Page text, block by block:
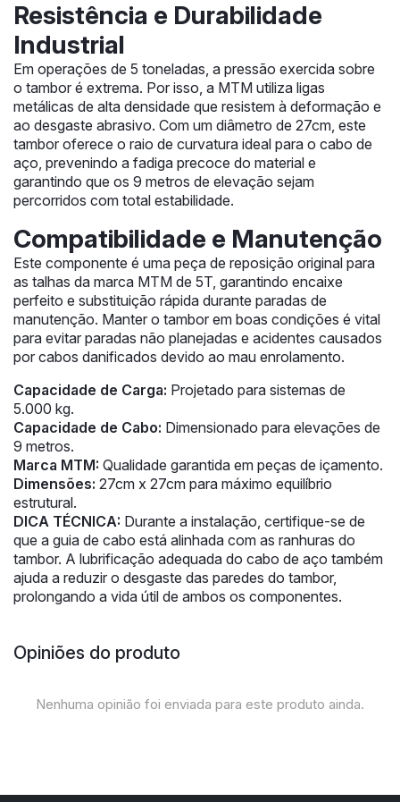
Resistência e Durabilidade
Industrial
Em operações de 5 toneladas, a pressão exercida sobre
o tambor é extrema. Por isso, a MTM utiliza ligas
metálicas de alta densidade que resistem à deformação e
ao desgaste abrasivo. Com um diâmetro de 27cm, este
tambor oferece o raio de curvatura ideal para o cabo de
aço, prevenindo a fadiga precoce do material e
garantindo que os 9 metros de elevação sejam
percorridos com total estabilidade.
Compatibilidade e Manutenção
Este componente é uma peça de reposição original para
as talhas da marca MTM de 5T, garantindo encaixe
perfeito e substituição rápida durante paradas de
manutenção. Manter o tambor em boas condições é vital
para evitar paradas não planejadas e acidentes causados
por cabos danificados devido ao mau enrolamento.
Capacidade de Carga: Projetado para sistemas de
5.000 kg.
Capacidade de Cabo: Dimensionado para elevações de
9 metros.
Marca MTM: Qualidade garantida em peças de içamento.
Dimensões: 27cm x 27cm para máximo equilíbrio
estrutural.
DICA TÉCNICA: Durante a instalação, certifique-se de
que a guia de cabo está alinhada com as ranhuras do
tambor. A lubrificação adequada do cabo de aço também
ajuda a reduzir o desgaste das paredes do tambor,
prolongando a vida útil de ambos os componentes.
Opiniões do produto
Nenhuma opinião foi enviada para este produto ainda.